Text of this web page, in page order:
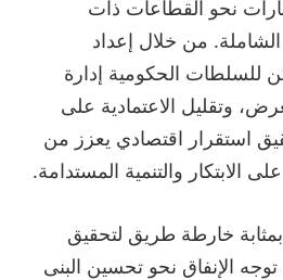
نحو القطاعات ذات
الشاملة. من خلال إعداد
للسلطات الحكومية إدارة
وتقليل الاعتمادية على
استقرار اقتصادي يعزز من
الابتكار والتنمية المستدامة.
بمثابة خارطة طريق لتحقيق
الإنفاق نحو تحسين البنى